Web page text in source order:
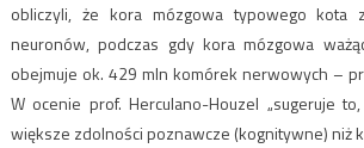
obliczyli, że kora mózgowa typowego kota
neuronów, podczas gdy kora mózgowa
obejmuje ok. 429 mln komórek nerwowych –
W ocenie prof. Herculano-Houzel „sugeruje
większe zdolności poznawcze (kognitywne) niż